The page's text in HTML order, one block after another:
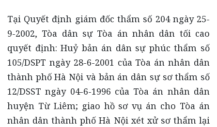
Tại Quyết định giám đốc thẩm số 204 ngày 25-
9-2002, Tòa dân sự Tòa án nhân dân tối cao
quyết định: Huỷ bản án dân sự phúc thẩm số
105/DSPT ngày 28-6-2001 của Tòa án nhân dân
thành phố Hà Nội và bản án dân sự sơ thẩm số
12/DSST ngày 04-6-1996 của Tòa án nhân dân
huyện Từ Liêm; giao hồ sơ vụ án cho Tòa án
nhân dân thành phố Hà Nội xét xử sơ thẩm lại